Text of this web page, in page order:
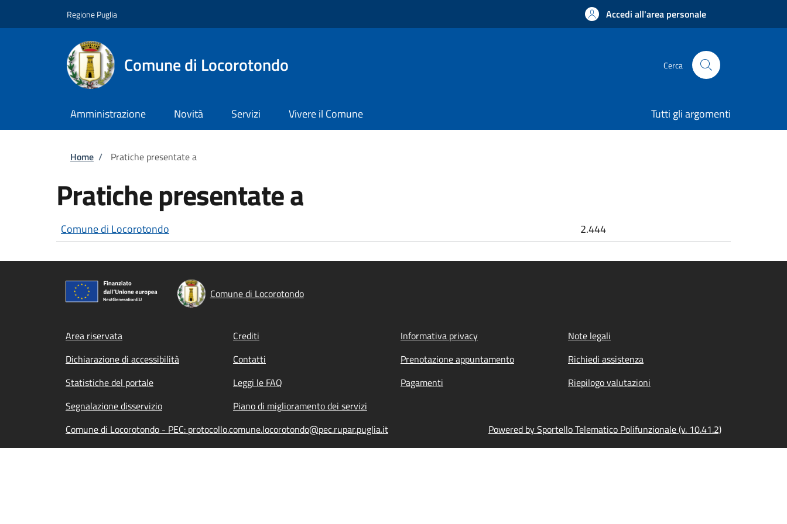
Regione Puglia Accedi all'area personale
Comune di Locorotondo Cerca
Amministrazione Novità Servizi Vivere il Comune Tutti gli argomenti
Briciole di pane
Home / Pratiche presentate a
Pratiche presentate a
Comune di Locorotondo 2.444
Comune di Locorotondo
Footer menu
Area riservata Crediti Informativa privacy
Note legali
Dichiarazione di accessibilità
Contatti Prenotazione appuntamento
Richiedi assistenza
Statistiche del portale
Leggi le FAQ Pagamenti
Riepilogo valutazioni
Segnalazione disservizio
Piano di miglioramento dei servizi
Comune di Locorotondo - PEC: protocollo.comune.locorotondo@pec.rupar.puglia.it
Powered by Sportello Telematico Polifunzionale (v. 10.41.2)